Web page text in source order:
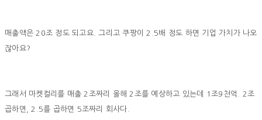
매출액은 20조 정도 되고요. 그리고 쿠팡이 2.5배 정도 하면 기업 가치가 나오
잖아요?
그래서 마켓컬리를 매출 2조짜리 올해 2조를 예상하고 있는데 1조9천억. 2조
곱하면, 2.5를 곱하면 5조짜리 회사다.